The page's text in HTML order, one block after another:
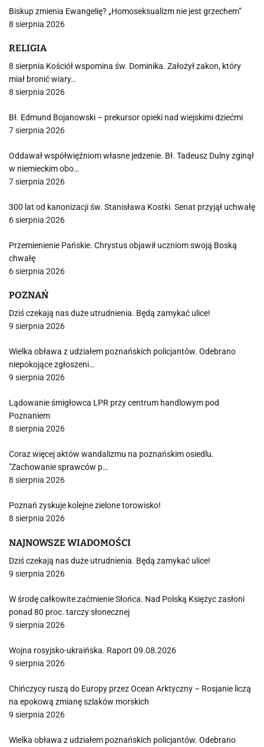
Biskup zmienia Ewangelię? „Homoseksualizm nie jest grzechem”
8 sierpnia 2026
RELIGIA
8 sierpnia Kościół wspomina św. Dominika. Założył zakon, który
miał bronić wiary…
8 sierpnia 2026
Bł. Edmund Bojanowski – prekursor opieki nad wiejskimi dziećmi
7 sierpnia 2026
Oddawał współwięźniom własne jedzenie. Bł. Tadeusz Dulny zginął
w niemieckim obo…
7 sierpnia 2026
300 lat od kanonizacji św. Stanisława Kostki. Senat przyjął uchwałę
6 sierpnia 2026
Przemienienie Pańskie. Chrystus objawił uczniom swoją Boską
chwałę
6 sierpnia 2026
POZNAŃ
Dziś czekają nas duże utrudnienia. Będą zamykać ulice!
9 sierpnia 2026
Wielka obława z udziałem poznańskich policjantów. Odebrano
niepokojące zgłoszeni…
9 sierpnia 2026
Lądowanie śmigłowca LPR przy centrum handlowym pod
Poznaniem
8 sierpnia 2026
Coraz więcej aktów wandalizmu na poznańskim osiedlu.
"Zachowanie sprawców p…
8 sierpnia 2026
Poznań zyskuje kolejne zielone torowisko!
8 sierpnia 2026
NAJNOWSZE WIADOMOŚCI
Dziś czekają nas duże utrudnienia. Będą zamykać ulice!
9 sierpnia 2026
W środę całkowite zaćmienie Słońca. Nad Polską Księżyc zasłoni
ponad 80 proc. tarczy słonecznej
9 sierpnia 2026
Wojna rosyjsko-ukraińska. Raport 09.08.2026
9 sierpnia 2026
Chińczycy ruszą do Europy przez Ocean Arktyczny – Rosjanie liczą
na epokową zmianę szlaków morskich
9 sierpnia 2026
Wielka obława z udziałem poznańskich policjantów. Odebrano